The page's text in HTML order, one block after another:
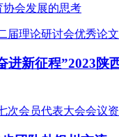
协会发展的思考
届理论研讨会优秀论
进新征程”2023陕
次会员代表大会会议